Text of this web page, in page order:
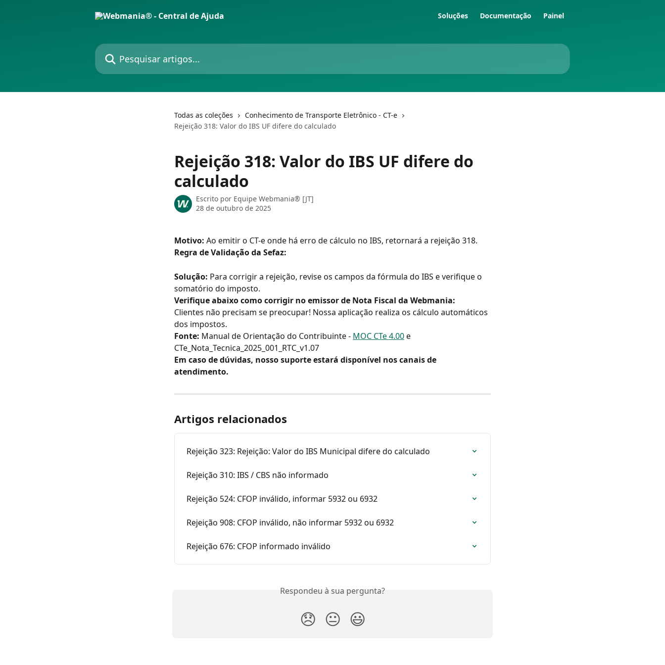
Soluções Documentação Painel
Pesquisar artigos...
Todas as coleções
Conhecimento de Transporte Eletrônico - CT-e
Rejeição 318: Valor do IBS UF difere do calculado
Rejeição 318: Valor do IBS UF difere do
calculado
Escrito por Equipe Webmania® [JT]
28 de outubro de 2025
Motivo: Ao emitir o CT-e onde há erro de cálculo no IBS, retornará a rejeição 318.
Regra de Validação da Sefaz:
Solução: Para corrigir a rejeição, revise os campos da fórmula do IBS e verifique o
somatório do imposto.
Verifique abaixo como corrigir no emissor de Nota Fiscal da Webmania:
Clientes não precisam se preocupar! Nossa aplicação realiza os cálculo automáticos
dos impostos.
Fonte: Manual de Orientação do Contribuinte - MOC CTe 4.00 e
CTe_Nota_Tecnica_2025_001_RTC_v1.07
Em caso de dúvidas, nosso suporte estará disponível nos canais de
atendimento.
Artigos relacionados
Rejeição 323: Rejeição: Valor do IBS Municipal difere do calculado
Rejeição 310: IBS / CBS não informado
Rejeição 524: CFOP inválido, informar 5932 ou 6932
Rejeição 908: CFOP inválido, não informar 5932 ou 6932
Rejeição 676: CFOP informado inválido
Respondeu à sua pergunta?
😞 😐 😃